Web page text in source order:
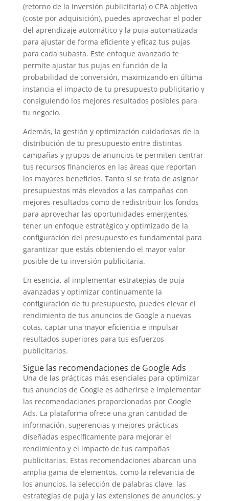
(retorno de la inversión publicitaria) o CPA objetivo
(coste por adquisición), puedes aprovechar el poder
del aprendizaje automático y la puja automatizada
para ajustar de forma eficiente y eficaz tus pujas
para cada subasta. Este enfoque avanzado te
permite ajustar tus pujas en función de la
probabilidad de conversión, maximizando en última
instancia el impacto de tu presupuesto publicitario y
consiguiendo los mejores resultados posibles para
tu negocio.
Además, la gestión y optimización cuidadosas de la
distribución de tu presupuesto entre distintas
campañas y grupos de anuncios te permiten centrar
tus recursos financieros en las áreas que reportan
los mayores beneficios. Tanto si se trata de asignar
presupuestos más elevados a las campañas con
mejores resultados como de redistribuir los fondos
para aprovechar las oportunidades emergentes,
tener un enfoque estratégico y optimizado de la
configuración del presupuesto es fundamental para
garantizar que estás obteniendo el mayor valor
posible de tu inversión publicitaria.
En esencia, al implementar estrategias de puja
avanzadas y optimizar continuamente la
configuración de tu presupuesto, puedes elevar el
rendimiento de tus anuncios de Google a nuevas
cotas, captar una mayor eficiencia e impulsar
resultados superiores para tus esfuerzos
publicitarios.
Sigue las recomendaciones de Google Ads
Una de las prácticas más esenciales para optimizar
tus anuncios de Google es adherirse e implementar
las recomendaciones proporcionadas por Google
Ads. La plataforma ofrece una gran cantidad de
información, sugerencias y mejores prácticas
diseñadas específicamente para mejorar el
rendimiento y el impacto de tus campañas
publicitarias. Estas recomendaciones abarcan una
amplia gama de elementos, como la relevancia de
los anuncios, la selección de palabras clave, las
estrategias de puja y las extensiones de anuncios, y